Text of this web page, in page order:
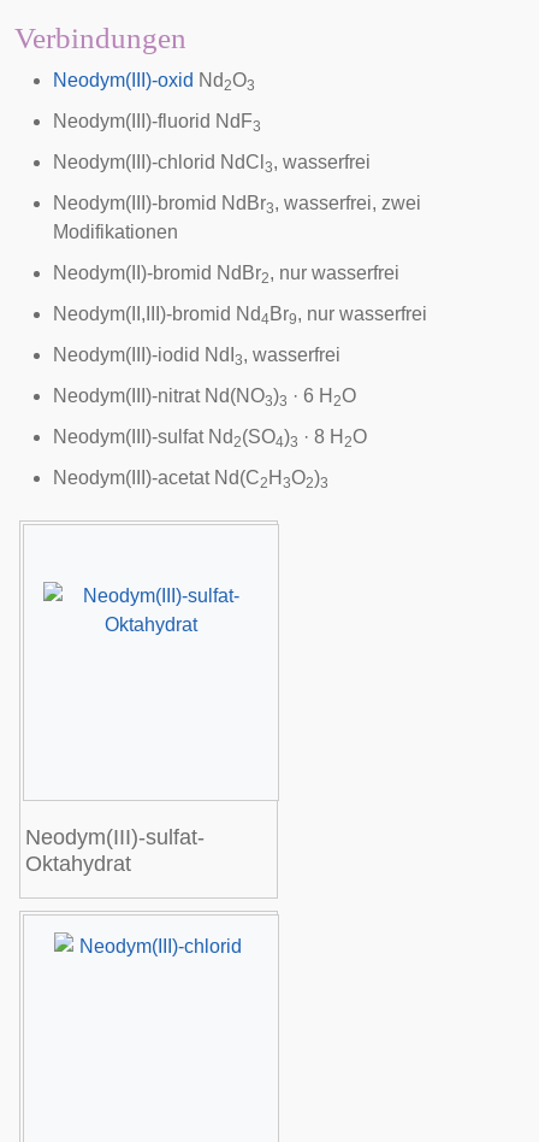
Verbindungen
Neodym(III)-oxid Nd2O3
Neodym(III)-fluorid NdF3
Neodym(III)-chlorid NdCl 3, wasserfrei
Neodym(III)-bromid NdBr3, wasserfrei, zwei
Modifikationen
Neodym(II)-bromid NdBr2, nur wasserfrei
Neodym(II,III)-bromid Nd4Br9, nur wasserfrei
Neodym(III)-iodid NdI 3, wasserfrei
Neodym(III)-nitratNd(NO3)3 · 6 H 2O
Neodym(III)-sulfatNd2(SO4)3 · 8 H 2O
Neodym(III)-acetatNd(C2 H 3O2)3
Neodym(III)-sulfat-
Oktahydrat